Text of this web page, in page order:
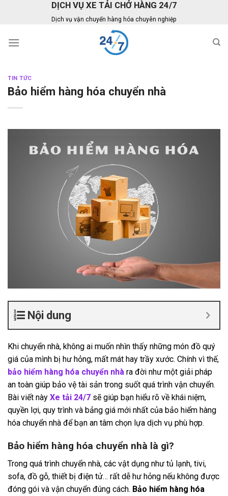
DỊCH VỤ XE TẢI CHỞ HÀNG 24/7
Dịch vụ vận chuyển hàng hóa chuyên nghiệp
TIN TỨC
Bảo hiểm hàng hóa chuyển nhà
Nội dung
Khi chuyển nhà, không ai muốn nhìn thấy những món đồ quý
giá của mình bị hư hỏng, mất mát hay trầy xước. Chính vì thế,
bảo hiểm hàng hóa chuyển nhà ra đời như một giải pháp
an toàn giúp bảo vệ tài sản trong suốt quá trình vận chuyển.
Bài viết này Xe tải 24/7 sẽ giúp bạn hiểu rõ về khái niệm,
quyền lợi, quy trình và bảng giá mới nhất của bảo hiểm hàng
hóa chuyển nhà để bạn an tâm chọn lựa dịch vụ phù hợp.
Bảo hiểm hàng hóa chuyển nhà là gì?
Trong quá trình chuyển nhà, các vật dụng như tủ lạnh, tivi,
sofa, đồ gỗ, thiết bị điện tử… rất dễ hư hỏng nếu không được
đóng gói và vận chuyển đúng cách. Bảo hiểm hàng hóa